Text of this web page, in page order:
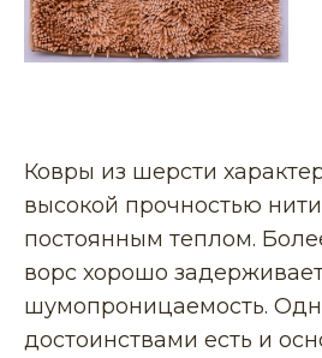
Ковры из шерсти
высокой прочностью
постоянным теплом.
ворс хорошо
шумопроницаемость.
достоинствами есть и